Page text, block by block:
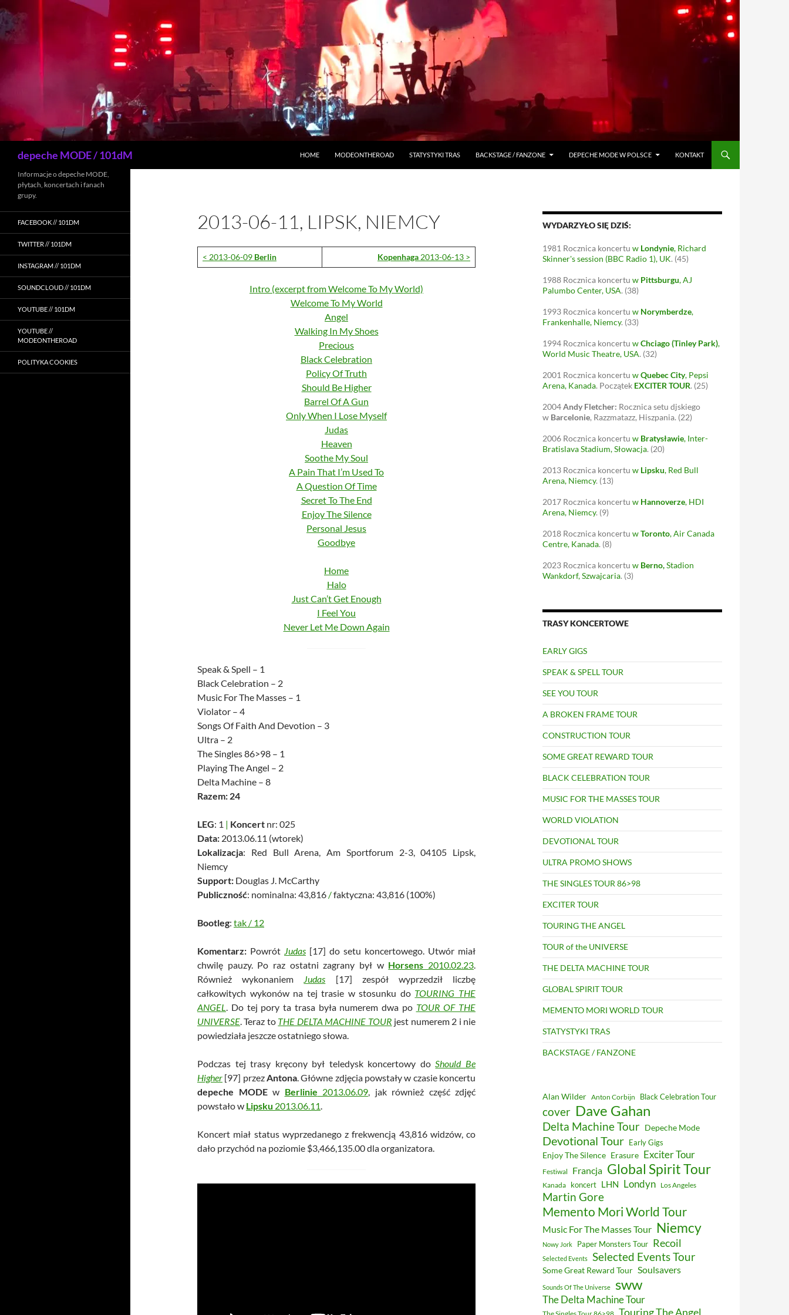
Przejdź
do
treści
depeche MODE / 101dM HOME MODEONTHEROAD STATYSTYKI TRAS BACKSTAGE / FANZONE DEPECHE MODE W POLSCE KONTAKT
2013-06-11, LIPSK, NIEMCY
< 2013-06-09 Berlin Kopenhaga 2013-06-13 >
Intro (excerpt from Welcome To My World)
Welcome To My World
Angel
Walking In My Shoes
Precious
Black Celebration
Policy Of Truth
Should Be Higher
Barrel Of A Gun
Only When I Lose Myself
Judas
Heaven
Soothe My Soul
A Pain That I’m Used To
A Question Of Time
Secret To The End
Enjoy The Silence
Personal Jesus
Goodbye
Home
Halo
Just Can’t Get Enough
I Feel You
Never Let Me Down Again
Speak & Spell – 1
Black Celebration – 2
Music For The Masses – 1
Violator – 4
Songs Of Faith And Devotion – 3
Ultra – 2
The Singles 86>98 – 1
Playing The Angel – 2
Delta Machine – 8
Razem: 24
LEG: 1 | Koncert nr: 025
Data: 2013.06.11 (wtorek)
Lokalizacja: Red Bull Arena, Am Sportforum 2-3, 04105 Lipsk,
Niemcy
Support: Douglas J. McCarthy
Publiczność: nominalna: 43,816 /faktyczna: 43,816 (100%)
Bootleg: tak / 12
Komentarz: Powrót Judas [17] do setu koncertowego. Utwór miał
chwilę pauzy. Po raz ostatni zagrany był w Horsens 2010.02.23.
Również wykonaniem Judas [17] zespół wyprzedził liczbę
całkowitych wykonów na tej trasie w stosunku do TOURING THE
ANGEL. Do tej pory ta trasa była numerem dwa po TOUR OF THE
UNIVERSE. Teraz to THE DELTA MACHINE TOUR jest numerem 2 i nie
powiedziała jeszcze ostatniego słowa.
Podczas tej trasy kręcony był teledysk koncertowy doShould Be
Higher [97] przezAntona. Główne zdjęcia powstały w czasie koncertu
depeche MODEw Berlinie 2013.06.09, jak również część zdjęć
powstało w Lipsku 2013.06.11.
Koncert miał status wyprzedanego z frekwencją 43,816 widzów, co
dało przychód na poziomie $3,466,135.00 dla organizatora.
WYDARZYŁO SIĘ DZIŚ:
1981 Rocznica koncertu w Londynie, Richard
Skinner's session (BBC Radio 1), UK. (45)
1988 Rocznica koncertu w Pittsburgu, AJ
Palumbo Center, USA. (38)
1993 Rocznica koncertu w Norymberdze,
Frankenhalle, Niemcy. (33)
1994 Rocznica koncertu wChciago (Tinley Park),
World Music Theatre, USA. (32)
2001 Rocznica koncertu wQuebec City, Pepsi
Arena, Kanada. Początek EXCITER TOUR. (25)
2004Andy Fletcher: Rocznica setu djskiego
w Barcelonie, Razzmatazz, Hiszpania. (22)
2006 Rocznica koncertu w Bratysławie, Inter-
Bratislava Stadium, Słowacja. (20)
2013 Rocznica koncertu w Lipsku, Red Bull
Arena, Niemcy. (13)
2017 Rocznica koncertu w Hannoverze, HDI
Arena, Niemcy. (9)
2018 Rocznica koncertu wToronto, Air Canada
Centre, Kanada. (8)
2023 Rocznica koncertu w Berno,Stadion
Wankdorf, Szwajcaria. (3)
TRASY KONCERTOWE
EARLY GIGS
SPEAK & SPELL TOUR
SEE YOU TOUR
A BROKEN FRAME TOUR
CONSTRUCTION TOUR
SOME GREAT REWARD TOUR
BLACK CELEBRATION TOUR
MUSIC FOR THE MASSES TOUR
WORLD VIOLATION
DEVOTIONAL TOUR
ULTRA PROMO SHOWS
THE SINGLES TOUR 86>98
EXCITER TOUR
TOURING THE ANGEL
TOUR of the UNIVERSE
THE DELTA MACHINE TOUR
GLOBAL SPIRIT TOUR
MEMENTO MORI WORLD TOUR
STATYSTYKI TRAS
BACKSTAGE / FANZONE
Alan Wilder Anton Corbijn Black Celebration Tour
cover Dave Gahan
Delta Machine Tour Depeche Mode
Devotional Tour Early Gigs
Enjoy The Silence Erasure Exciter Tour
Festiwal Francja Global Spirit Tour
Kanada koncert LHN Londyn Los Angeles
Martin Gore
Memento Mori World Tour
Music For The Masses Tour Niemcy
Nowy Jork Paper Monsters Tour Recoil
Selected Events Selected Events Tour
Some Great Reward Tour Soulsavers
Sounds Of The Universe sww
The Delta Machine Tour
Touring The Angel
Informacje o depeche MODE,
płytach, koncertach i fanach
grupy.
FACEBOOK // 101DM
TWITTER // 101DM
INSTAGRAM // 101DM
SOUNDCLOUD // 101DM
YOUTUBE // 101DM
YOUTUBE //
MODEONTHEROAD
POLITYKA COOKIES